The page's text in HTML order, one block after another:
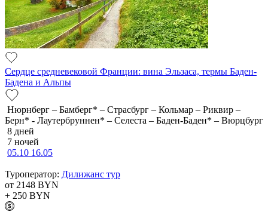
Сердце средневековой Франции: вина Эльзаса, термы Баден-
Бадена и Альпы
Нюрнберг – Бамберг* – Страсбург – Кольмар – Риквир –
Берн* - Лаутербруннен* – Селеста – Баден-Баден* – Вюрцбург
8 дней
7 ночей
05.10 16.05
Туроператор: Дилижанс тур
от 2148 BYN
+ 250 BYN